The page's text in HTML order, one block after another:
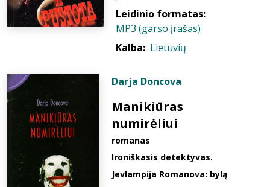
Leidinio formatas:
MP3 (garso įrašas)
Kalba: Lietuvių
Darja Doncova
Manikiūras
numirėliui
romanas
Ironiškasis detektyvas.
Jevlampija Romanova: bylą